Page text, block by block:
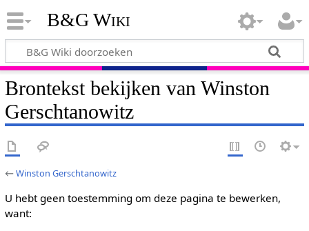
B&G Wiki
Brontekst bekijken van Winston
Gerschtanowitz
←Winston Gerschtanowitz
U hebt geen toestemming om deze pagina te bewerken,
want: